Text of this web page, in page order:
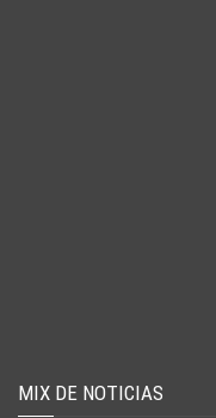
MIX DE NOTICIAS